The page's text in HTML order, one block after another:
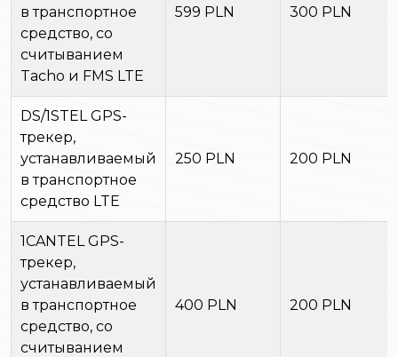
в транспортное
средство, со
считыванием
Tacho и FMS LTE
599 PLN 300 PLN
DS/1STEL GPS-
трекер,
устанавливаемый
в транспортное
средство LTE
250 PLN 200 PLN
1CANTEL GPS-
трекер,
устанавливаемый
в транспортное
средство, со
считыванием
400 PLN 200 PLN